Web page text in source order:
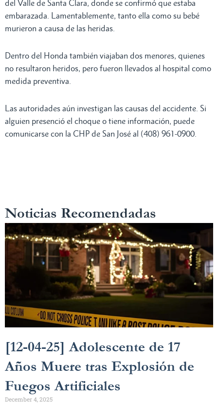
del Valle de Santa Clara, donde se confirmó que estaba
embarazada. Lamentablemente, tanto ella como su bebé
murieron a causa de las heridas.
Dentro del Honda también viajaban dos menores, quienes
no resultaron heridos, pero fueron llevados al hospital como
medida preventiva.
Las autoridades aún investigan las causas del accidente. Si
alguien presenció el choque o tiene información, puede
comunicarse con la CHP de San José al (408) 961-0900.
Noticias Recomendadas
[12-04-25] Adolescente de 17
Años Muere tras Explosión de
Fuegos Artificiales
December 4, 2025